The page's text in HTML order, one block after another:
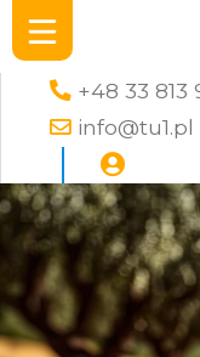
+48 33 813
info@tu1.pl